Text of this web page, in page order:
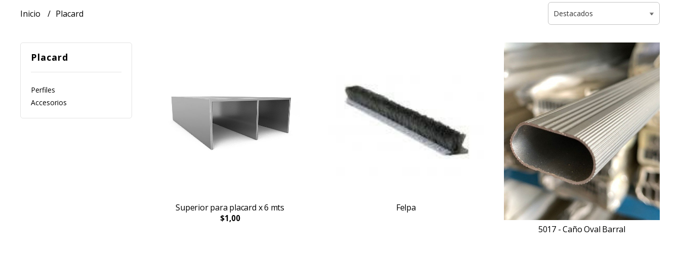
Inicio Placard
Placard
Perfiles
Accesorios
Superior para placard x 6 mts
$1,00
Felpa
5017 - Caño Oval Barral